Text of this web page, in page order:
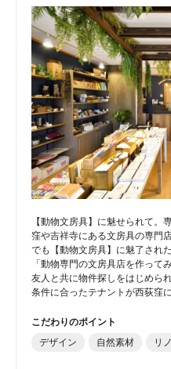
【動物文房具】に魅せられて。
窪や吉祥寺にある文房具の専門
でも【動物文房具】に魅了された
「動物専門の文房具店を作って
友人と共に物件探しをはじめら
条件に合ったテナントが西荻窪
こだわりのポイント
デザイン
自然素材 リ